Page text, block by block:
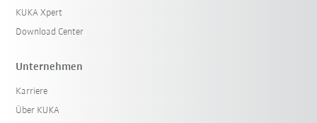
KUKA Xpert
Download Center
Unternehmen
Karriere
Über KUKA